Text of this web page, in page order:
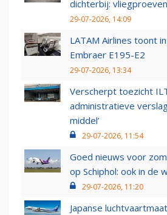
dichterbij:
29-07-2026, 14:09
LATAM Airlines toont
Embraer E195-E2
29-07-2026, 13:34
Verscherpt toezicht
administratieve
middel’
29-07-2026, 11:54
Goed nieuws voor
op Schiphol: ook in de
29-07-2026, 11:20
Japanse